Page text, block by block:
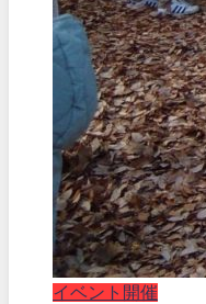
イベント開催